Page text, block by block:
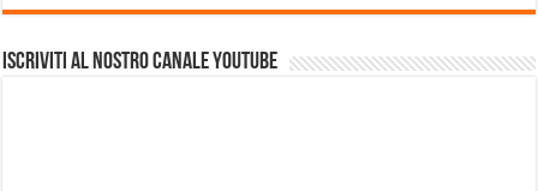
Iscriviti al nostro Canale Youtube